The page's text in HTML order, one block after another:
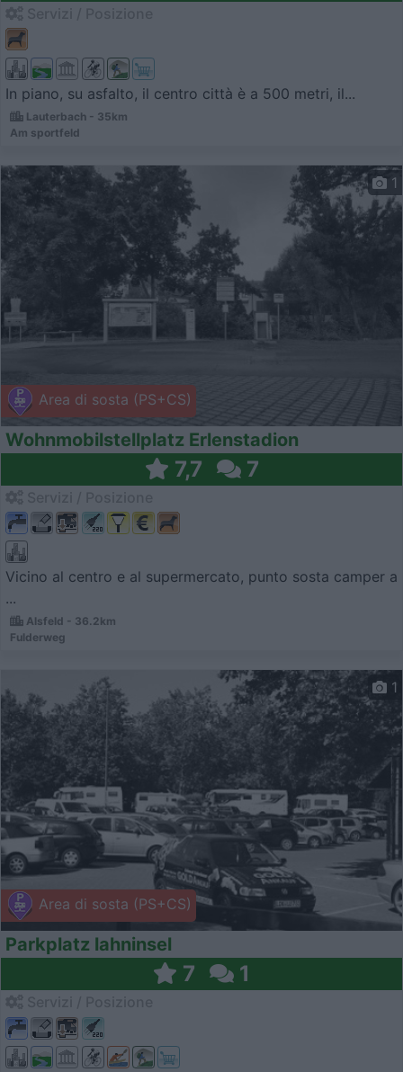
In piano, su asfalto, il centro città è a 500 metri, il...
Lauterbach - 35km
Am sportfeld
Area di sosta (PS+CS)
1
Wohnmobilstellplatz Erlenstadion
7,7 7
Vicino al centro e al supermercato, punto sosta camper a
...
Alsfeld - 36.2km
Fulderweg
Area di sosta (PS+CS)
1
Parkplatz lahninsel
7 1